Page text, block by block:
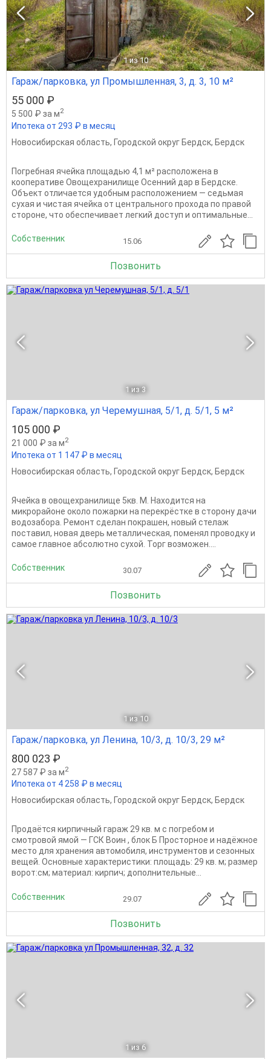
1 из 10
Гараж/парковка, ул Промышленная, 3, д. 3, 10 м²
55 000 ₽
5 500 ₽ за м2
Ипотека от 293 ₽ в месяц
Новосибирская область, Городской округ Бердск, Бердск
Погребная ячейка площадью 4,1 м² расположена в
кооперативе Овощехранилище Осенний дар в Бердске.
Объект отличается удобным расположением — седьмая
сухая и чистая ячейка от центрального прохода по правой
стороне, что обеспечивает легкий доступ и оптимальные...
Собственник 15.06
Позвонить
1 из 3
Гараж/парковка, ул Черемушная, 5/1, д. 5/1, 5 м²
105 000 ₽
21 000 ₽ за м2
Ипотека от 1 147 ₽ в месяц
Новосибирская область, Городской округ Бердск, Бердск
Ячейка в овощехранилище 5кв. М. Находится на
микрорайоне около пожарки на перекрёстке в сторону дачи
водозабора. Ремонт сделан покрашен, новый стелаж
поставил, новая дверь металлическая, поменял проводку и
самое главное абсолютно сухой. Торг возможен....
Собственник 30.07
Позвонить
1 из 10
Гараж/парковка, ул Ленина, 10/3, д. 10/3, 29 м²
800 023 ₽
27 587 ₽ за м2
Ипотека от 4 258 ₽ в месяц
Новосибирская область, Городской округ Бердск, Бердск
Продаётся кирпичный гараж 29 кв. м с погребом и
смотровой ямой — ГСК Воин , блок Б Просторное и надёжное
место для хранения автомобиля, инструментов и сезонных
вещей. Основные характеристики: площадь: 29 кв. м; размер
ворот:см; материал: кирпич; дополнительные...
Собственник 29.07
Позвонить
1 из 6